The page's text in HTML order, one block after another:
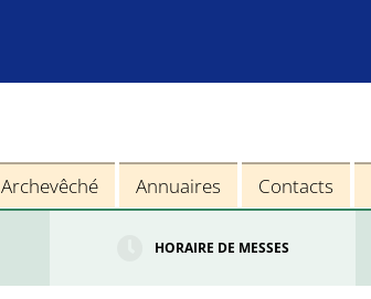
Archevêché Annuaires Contacts
HORAIRE DE MESSES